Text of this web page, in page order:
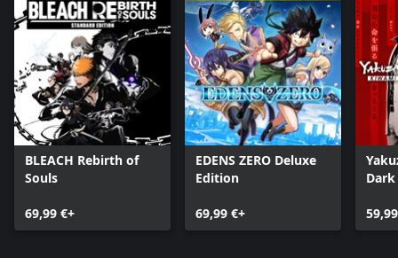
BLEACH Rebirth of
Souls
69,99 €+
EDENS ZERO Deluxe
Edition
69,99 €+
Dark